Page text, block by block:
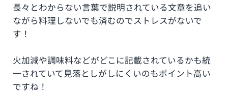
長々とわからない言葉で説明されている文章を追い
ながら料理しないでも済むのでストレスがないで
す！
火加減や調味料などがどこに記載されているかも統
一されていて見落としがしにくいのもポイント高い
ですね！